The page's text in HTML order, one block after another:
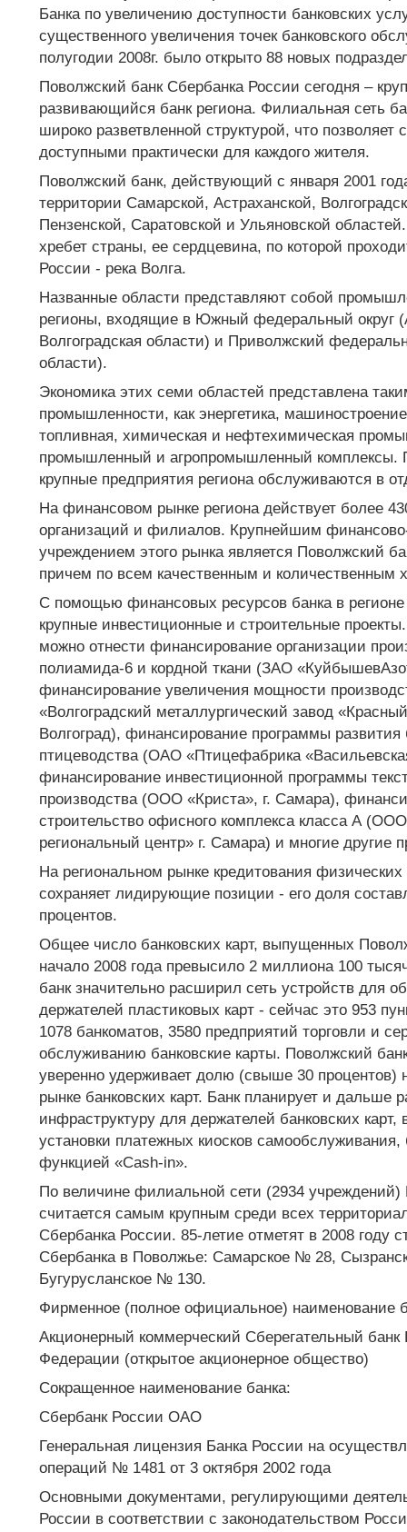
Банка по увеличению доступности банковских
существенного увеличения точек банковского
полугодии 2008г. было открыто 88 новых
Поволжский банк Сбербанка России сегодня –
развивающийся банк региона. Филиальная сеть
широко разветвленной структурой, что позволяет
доступными практически для каждого жителя.
Поволжский банк, действующий с января 2001
территории Самарской, Астраханской,
Пензенской, Саратовской и Ульяновской
хребет страны, ее сердцевина, по которой
России - река Волга.
Названные области представляют собой
регионы, входящие в Южный федеральный округ
Волгоградская области) и Приволжский
области).
Экономика этих семи областей представлена
промышленности, как энергетика,
топливная, химическая и нефтехимическая
промышленный и агропромышленный комплексы.
крупные предприятия региона обслуживаются в
На финансовом рынке региона действует более
организаций и филиалов. Крупнейшим
учреждением этого рынка является Поволжский
причем по всем качественным и количественным
С помощью финансовых ресурсов банка в
крупные инвестиционные и строительные
можно отнести финансирование организации
полиамида-6 и кордной ткани (ЗАО
финансирование увеличения мощности
«Волгоградский металлургический завод
Волгоград), финансирование программы развития
птицеводства (ОАО «Птицефабрика
финансирование инвестиционной программы
производства (ООО «Криста», г. Самара),
строительство офисного комплекса класса А
региональный центр» г. Самара) и многие другие
На региональном рынке кредитования
сохраняет лидирующие позиции - его доля
процентов.
Общее число банковских карт, выпущенных
начало 2008 года превысило 2 миллиона 100
банк значительно расширил сеть устройств для
держателей пластиковых карт - сейчас это 953
1078 банкоматов, 3580 предприятий торговли и
обслуживанию банковские карты. Поволжский
уверенно удерживает долю (свыше 30 процентов)
рынке банковских карт. Банк планирует и дальше
инфраструктуру для держателей банковских карт,
установки платежных киосков самообслуживания,
функцией «Cash-in».
По величине филиальной сети (2934 учреждений)
считается самым крупным среди всех
Сбербанка России. 85-летие отметят в 2008 году
Сбербанка в Поволжье: Самарское № 28,
Бугурусланское № 130.
Фирменное (полное официальное) наименование
Акционерный коммерческий Сберегательный банк
Федерации (открытое акционерное общество)
Сокращенное наименование банка:
Сбербанк России ОАО
Генеральная лицензия Банка России на
операций № 1481 от 3 октября 2002 года
Основными документами, регулирующими
России в соответствии с законодательством